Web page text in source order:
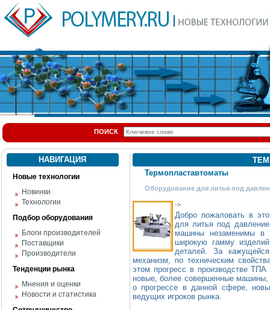
ПОИСК
НАВИГАЦИЯ
Новые технологии
Новинки
Технологии
Подбор оборудования
Блоги производителей
Поставщики
Производители
Тенденции рынка
Мнения и оценки
Новости и статистика
Термопластавтоматы
Оборудование для литья под
->
Добро пожаловать в
для литья под
машины незаменимы в
широкую гамму
деталей. За кажущейся
механизм, по техническим
этом прогресс в производстве
новые, более совершенные
о прогрессе в данной сфере,
ведущих игроков рынка.